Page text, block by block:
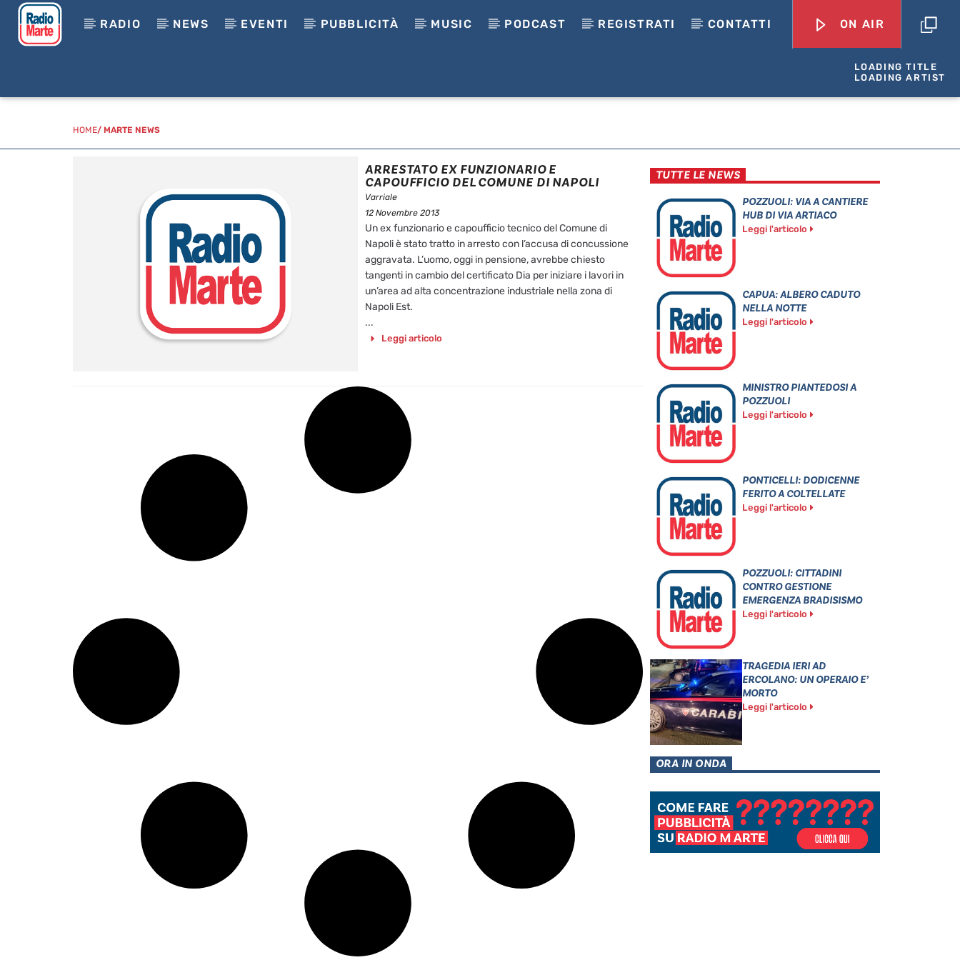
RADIO NEWS EVENTI PUBBLICITÀ MUSIC PODCAST REGISTRATI CONTATTI ON AIR
LOADING TITLE
LOADING ARTIST
HOME/ MARTE NEWS
ARRESTATO EX FUNZIONARIO E
CAPOUFFICIO DEL COMUNE DI NAPOLI
Varriale
12 Novembre 2013
Un ex funzionario e capoufficio tecnico del Comune di
Napoli è stato tratto in arresto con l’accusa di concussione
aggravata. L’uomo, oggi in pensione, avrebbe chiesto
tangenti in cambio del certificato Dia per iniziare i lavori in
un’area ad alta concentrazione industriale nella zona di
Napoli Est.
...
Leggi articolo
TUTTE LE NEWS
POZZUOLI: VIA A CANTIERE
HUB DI VIA ARTIACO
Leggi l'articolo
CAPUA: ALBERO CADUTO
NELLA NOTTE
Leggi l'articolo
MINISTRO PIANTEDOSI A
POZZUOLI
Leggi l'articolo
PONTICELLI: DODICENNE
FERITO A COLTELLATE
Leggi l'articolo
POZZUOLI: CITTADINI
CONTRO GESTIONE
EMERGENZA BRADISISMO
Leggi l'articolo
TRAGEDIA IERI AD
ERCOLANO: UN OPERAIO E’
MORTO
Leggi l'articolo
ORA IN ONDA